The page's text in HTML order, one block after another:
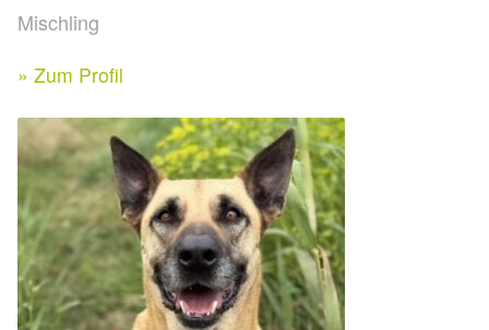
Ihre/Eure Spenden – Januar bis Juni 2026
Spenden 2025
Juli bis Dezember 2025
Januar bis Juni 2025
Facebook
Instagram
Mischling
» Zum Profil